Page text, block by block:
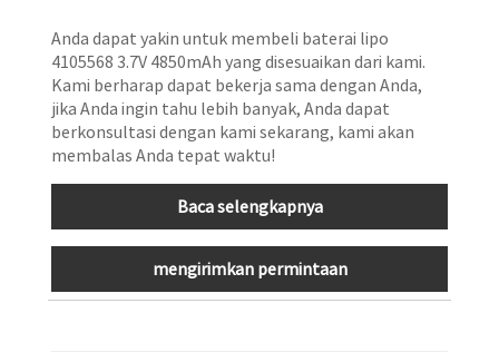
Anda dapat yakin untuk membeli baterai lipo
4105568 3.7V 4850mAh yang disesuaikan dari kami.
Kami berharap dapat bekerja sama dengan Anda,
jika Anda ingin tahu lebih banyak, Anda dapat
berkonsultasi dengan kami sekarang, kami akan
membalas Anda tepat waktu!
Baca selengkapnya
mengirimkan permintaan